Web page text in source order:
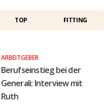
TOP FITTING
ARBEITGEBER
Berufseinstieg bei der
Generali: Interview mit
Ruth